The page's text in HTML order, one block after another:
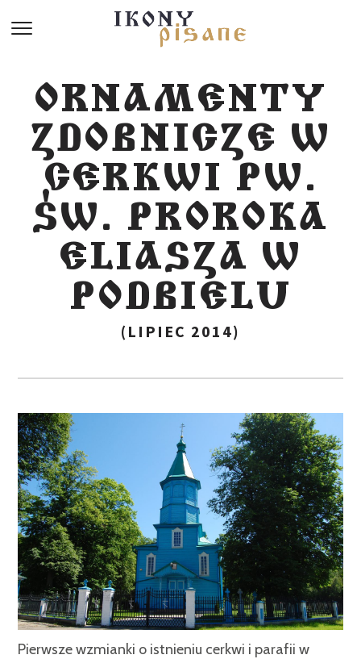
ORNAMENTY
ZDOBNICZE W
CERKWI PW.
ŚW. PROROKA
ELIASZA W
PODBIELU
(LIPIEC 2014)
Pierwsze wzmianki o istnieniu cerkwi i parafii w